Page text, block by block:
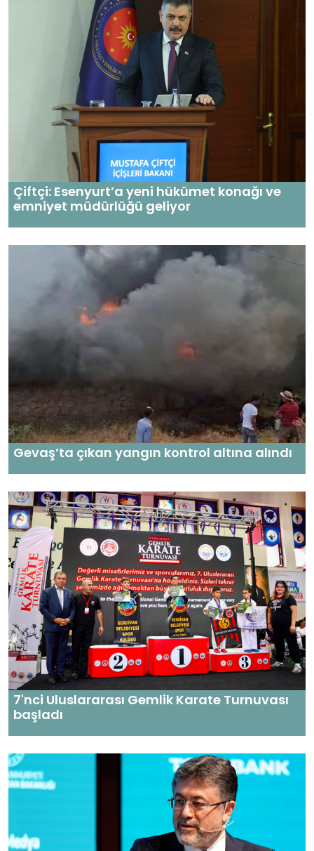
Çiftçi: Esenyurt’a yeni hükümet konağı ve
emniyet müdürlüğü geliyor
Gevaş’ta çıkan yangın kontrol altına alındı
7'nci Uluslararası Gemlik Karate Turnuvası
başladı